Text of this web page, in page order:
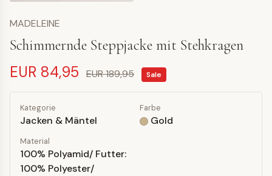
MADELEINE
Schimmernde Steppjacke mit Stehkragen
EUR 84,95 EUR 189,95 Sale
Kategorie
Jacken & Mäntel
Farbe
Gold
Material
100% Polyamid/ Futter:
100% Polyester/